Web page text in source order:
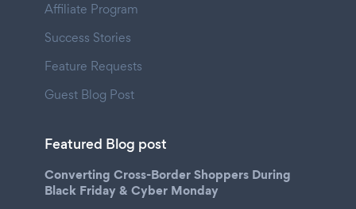
Affiliate Program
Success Stories
Feature Requests
Guest Blog Post
Featured Blog post
Converting Cross-Border Shoppers During
Black Friday & Cyber Monday